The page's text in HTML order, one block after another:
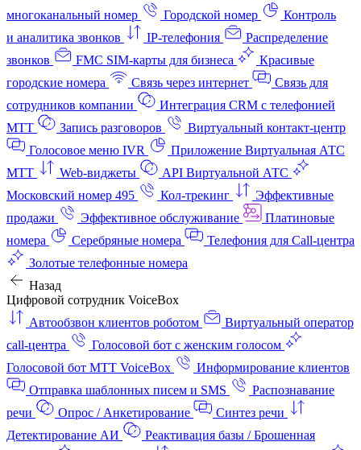
многоканальный номер
Городской номер
Контроль
и аналитика звонков
IP-телефония
Распределение
звонков
FMC SIM-карты для бизнеса
Красивые
городские номера
Связь через интернет
Связь для
сотрудников компании
Интеграция CRM с телефонией
МТТ
Запись разговоров
Виртуальный контакт‑центр
Голосовое меню IVR
Приложение Виртуальная АТС
МТТ
Web-виджеты
API Виртуальной АТС
Московский номер 495
Кол-трекинг
Эффективные
продажи
Эффективное обслуживание
Платиновые
номера
Серебряные номера
Телефония для Call-центра
Золотые телефонные номера
Назад
Цифровой сотрудник VoiceBox
Автообзвон клиентов роботом
Виртуальный оператор
call-центра
Голосовой бот с женским голосом
Голосовой бот МТТ VoiceBox
Информирование клиентов
Отправка шаблонных писем и SMS
Распознавание
речи
Опрос / Анкетирование
Синтез речи
Детектирование АИ
Реактивация базы / Брошенная